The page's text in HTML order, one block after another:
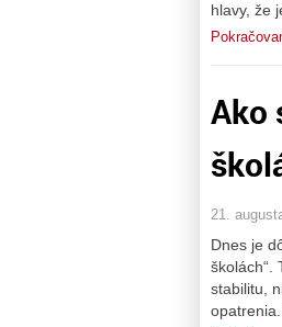
hlavy, že
Ako
21.
Dnes je
školách“.
stabilitu,